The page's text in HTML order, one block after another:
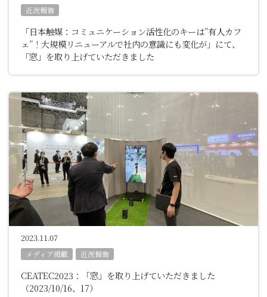
近況報告
「日本触媒：コミュニケーション活性化のキーは”有人カフ
ェ”！大規模リニューアルで社内の意識にも変化が」にて、
「窓」を取り上げていただきました
2023.11.07
メディア掲載 近況報告
CEATEC2023：「窓」を取り上げていただきました
（2023/10/16、17）